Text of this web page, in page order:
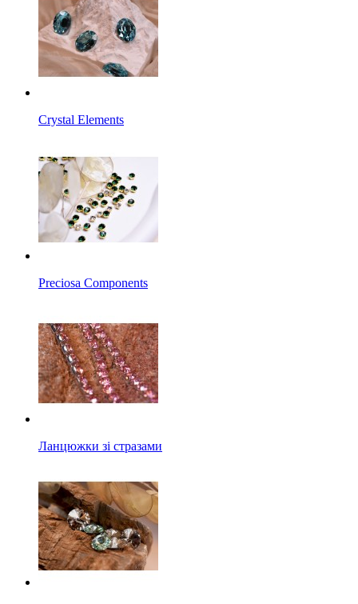
Crystal Elements
Preciosa Components
Ланцюжки зі стразами